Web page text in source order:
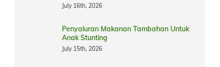
July 16th, 2026
Penyaluran Makanan Tambahan Untuk
Anak Stunting
July 15th, 2026